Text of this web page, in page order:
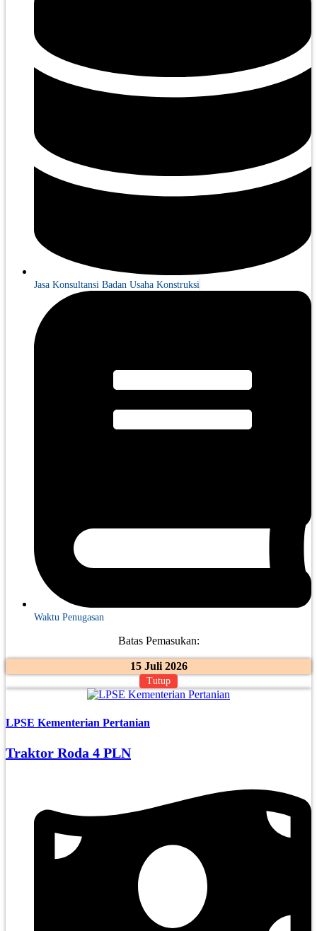
Jasa Konsultansi Badan Usaha Konstruksi
Waktu Penugasan
Batas Pemasukan:
15 Juli 2026
Tutup
LPSE Kementerian Pertanian
Traktor Roda 4 PLN